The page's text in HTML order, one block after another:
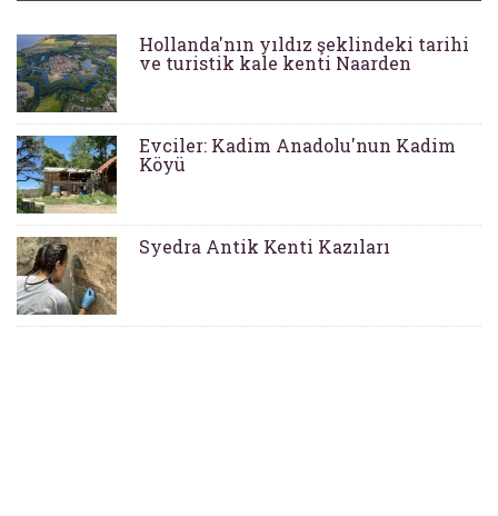
Hollanda'nın yıldız şeklindeki tarihi
ve turistik kale kenti Naarden
Evciler: Kadim Anadolu'nun Kadim
Köyü
Syedra Antik Kenti Kazıları